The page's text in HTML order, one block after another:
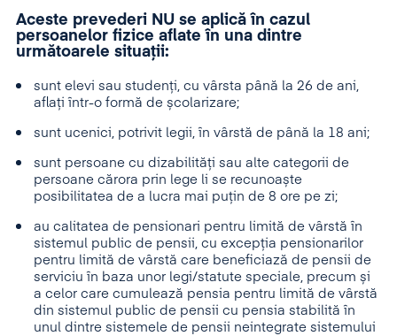
Aceste prevederi NU se aplică în cazul
persoanelor fizice aflate în una dintre
următoarele situații:
sunt elevi sau studenți, cu vârsta până la 26 de ani,
aflați într-o formă de școlarizare;
sunt ucenici, potrivit legii, în vârstă de până la 18 ani;
sunt persoane cu dizabilități sau alte categorii de
persoane cărora prin lege li se recunoaște
posibilitatea de a lucra mai puțin de 8 ore pe zi;
au calitatea de pensionari pentru limită de vârstă în
sistemul public de pensii, cu excepția pensionarilor
pentru limită de vârstă care beneficiază de pensii de
serviciu în baza unor legi/statute speciale, precum și
a celor care cumulează pensia pentru limită de vârstă
din sistemul public de pensii cu pensia stabilită în
unul dintre sistemele de pensii neintegrate sistemului